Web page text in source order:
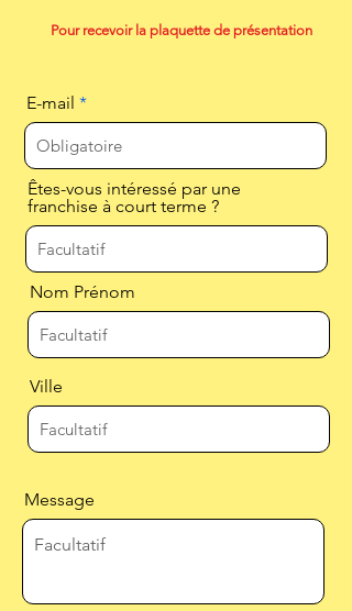
Pour recevoir la plaquette de présentation
E-mail
Êtes-vous intéressé par une
franchise à court terme ?
Nom Prénom
Ville
Message